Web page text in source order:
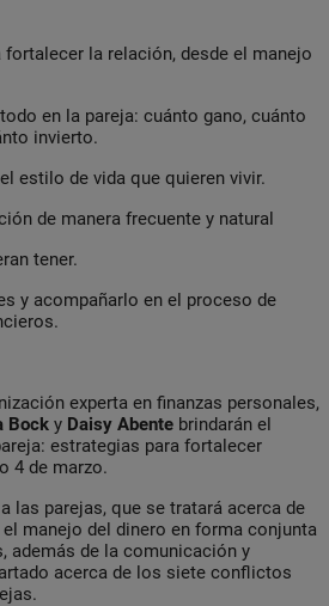
la relación, desde el manejo
en la pareja: cuánto gano, cuánto
invierto.
estilo de vida que quieren vivir.
de manera frecuente y natural
tener.
y acompañarlo en el proceso de
experta en finanzas personales,
Bock y Daisy Abente brindarán el
estrategias para fortalecer
4 de marzo.
las parejas, que se tratará acerca de
manejo del dinero en forma conjunta
además de la comunicación y
acerca de los siete conflictos